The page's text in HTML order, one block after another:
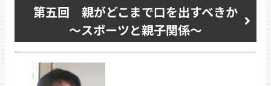
第五回 親がどこまで口を出すべきか
～スポーツと親子関係～